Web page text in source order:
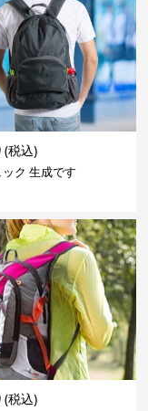
(税込)
ク 生成です
(税込)